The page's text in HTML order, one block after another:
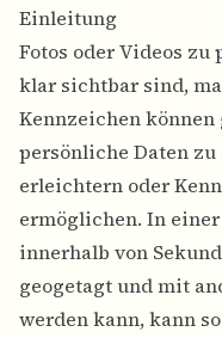
Einleitung
Fotos oder Videos zu
klar sichtbar sind,
Kennzeichen
persönliche Daten
erleichtern oder
ermöglichen. In
innerhalb von
geogetagt und mit
werden kann, kann